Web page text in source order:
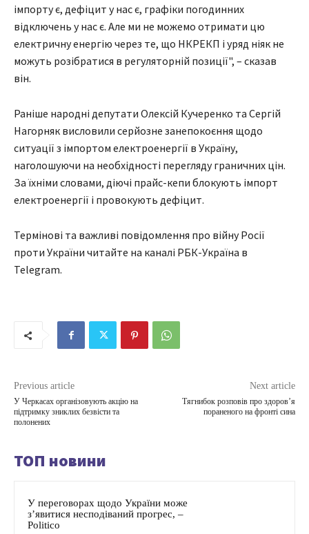
імпорту є, дефіцит у нас є, графіки погодинних
відключень у нас є. Але ми не можемо отримати цю
електричну енергію через те, що НКРЕКП і уряд ніяк не
можуть розібратися в регуляторній позиції", – сказав
він.
Раніше народні депутати Олексій Кучеренко та Сергій
Нагорняк висловили серйозне занепокоєння щодо
ситуації з імпортом електроенергії в Україну,
наголошуючи на необхідності перегляду граничних цін.
За їхніми словами, діючі прайс-кепи блокують імпорт
електроенергії і провокують дефіцит.
Термінові та важливі повідомлення про війну Росії
проти України читайте на каналі РБК-Україна в
Telegram.
Previous article
У Черкасах організовують акцію на
підтримку зниклих безвісти та
полонених
Next article
Тягнибок розповів про здоров’я
пораненого на фронті сина
ТОП новини
У переговорах щодо України може
з’явитися несподіваний прогрес, –
Politico